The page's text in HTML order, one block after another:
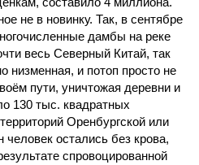
не в новинку. Так, в сентябре
дамбы на реке
весь Северный Китай, так
низменная, и потоп просто не
пути, уничтожая деревни и
130 тыс. квадратных
Оренбургской или
остались без крова,
спровоцированной